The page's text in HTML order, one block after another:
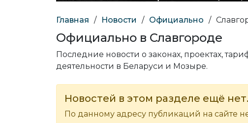
Главная / Новости / Официально /
Официально в Славгороде
Последние новости о законах, проектах,
деятельности в Беларуси и Мозыре.
Новостей в этом разделе ещё
По данному адресу публикаций на сайте